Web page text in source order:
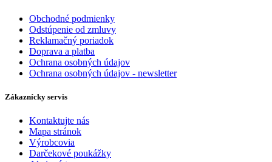
Obchodné podmienky
Odstúpenie od zmluvy
Reklamačný poriadok
Doprava a platba
Ochrana osobných údajov
Ochrana osobných údajov - newsletter
Zákaznícky servis
Kontaktujte nás
Mapa stránok
Výrobcovia
Darčekové poukážky